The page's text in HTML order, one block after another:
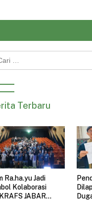
hadir dalam Jabar Book
2026. Pameran buku
di Jawa Barat
Terbaru
Ra.ha.yu Jadi
Kolaborasi
JABAR